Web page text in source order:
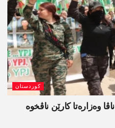
کوردستان
وەزارەتا کارێن ناڤخوە